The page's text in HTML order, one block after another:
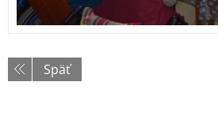
Späť